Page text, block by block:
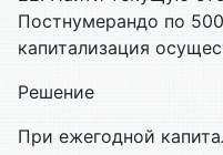
Постнумерандо по
капитализация
Решение
При ежегодной